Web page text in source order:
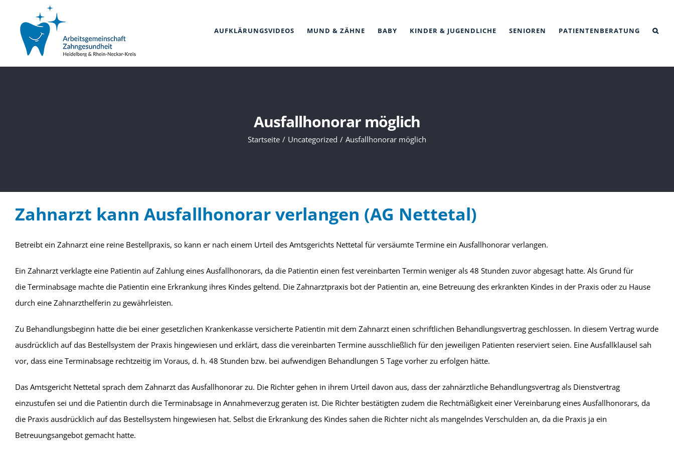
springen
AUFKLÄRUNGSVIDEOS MUND & ZÄHNE BABY KINDER & JUGENDLICHE SENIOREN PATIENTENBERATUNG
Ausfallhonorar möglich
Startseite Uncategorized Ausfallhonorar möglich
Zahnarzt kann Ausfallhonorar verlangen (AG Nettetal)
Betreibt ein Zahnarzt eine reine Bestellpraxis, so kann er nach einem Urteil des Amtsgerichts Nettetal für versäumte Termine ein Ausfallhonorar verlangen.
Ein Zahnarzt verklagte eine Patientin auf Zahlung eines Ausfallhonorars, da die Patientin einen fest vereinbarten Termin weniger als 48 Stunden zuvor abgesagt hatte. Als Grund für
die Terminabsage machte die Patientin eine Erkrankung ihres Kindes geltend. Die Zahnarztpraxis bot der Patientin an, eine Betreuung des erkrankten Kindes in der Praxis oder zu Hause
durch eine Zahnarzthelferin zu gewährleisten.
Zu Behandlungsbeginn hatte die bei einer gesetzlichen Krankenkasse versicherte Patientin mit dem Zahnarzt einen schriftlichen Behandlungsvertrag geschlossen. In diesem Vertrag wurde
ausdrücklich auf das Bestellsystem der Praxis hingewiesen und erklärt, dass die vereinbarten Termine ausschließlich für den jeweiligen Patienten reserviert seien. Eine Ausfallklausel sah
vor, dass eine Terminabsage rechtzeitig im Voraus, d. h. 48 Stunden bzw. bei aufwendigen Behandlungen 5 Tage vorher zu erfolgen hätte.
Das Amtsgericht Nettetal sprach dem Zahnarzt das Ausfallhonorar zu. Die Richter gehen in ihrem Urteil davon aus, dass der zahnärztliche Behandlungsvertrag als Dienstvertrag
einzustufen sei und die Patientin durch die Terminabsage in Annahmeverzug geraten ist. Die Richter bestätigten zudem die Rechtmäßigkeit einer Vereinbarung eines Ausfallhonorars, da
die Praxis ausdrücklich auf das Bestellsystem hingewiesen hat. Selbst die Erkrankung des Kindes sahen die Richter nicht als mangelndes Verschulden an, da die Praxis ja ein
Betreuungsangebot gemacht hatte.